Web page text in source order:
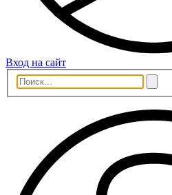
Вход на сайт